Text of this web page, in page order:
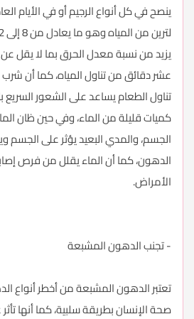
ينصح في كل أنواع الرجيم أو في الأيام
عشر دقائق من تناول المياه، كما أن
تناول الطعام يساعد على الشعور السريع
كميات قليلة من الماء، وفي حين ظان
الجسم، والمدي البعيد يؤثر على
الدهون، كما أن الماء يقلل من فرص
الأمراض.
- تجنب الدهون المشبعة
تعتبر الدهون المشبعة من أخطر أنواع
صحة الإنسان بطريقة سلبية، كما أنها